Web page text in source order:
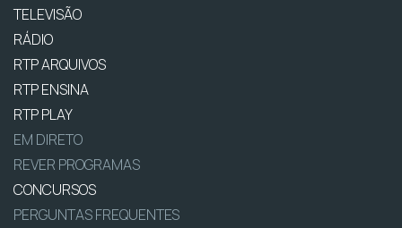
TELEVISÃO
RÁDIO
RTP ARQUIVOS
RTP ENSINA
RTP PLAY
EM DIRETO
REVER PROGRAMAS
CONCURSOS
PERGUNTAS FREQUENTES